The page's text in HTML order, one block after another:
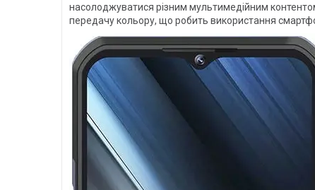
насолоджуватися різним мультимедійним
передачу кольору, що робить використання